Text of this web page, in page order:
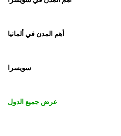
أهم المدن في ألمانيا
سويسرا
عرض جميع الدول